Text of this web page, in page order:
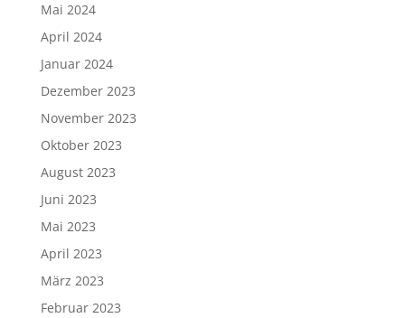
Mai 2024
April 2024
Januar 2024
Dezember 2023
November 2023
Oktober 2023
August 2023
Juni 2023
Mai 2023
April 2023
März 2023
Februar 2023